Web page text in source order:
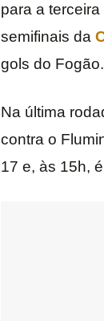
para a
semifinais da
gols do Fogão.
Na última
contra o
17 e, às 15h,